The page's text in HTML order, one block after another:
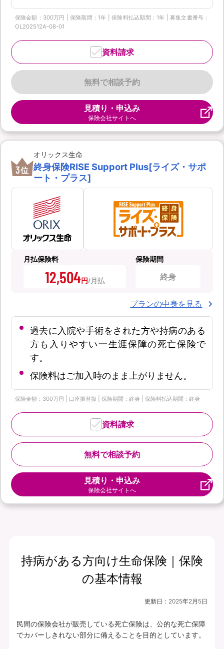
保険金額：300万円 | 保険期間：1年 | 保険料払込期間：1年 | 募集文書番号：
OL202512A-08-01
無料で相談予約
資料請求
見積り・申込み
保険会社サイトへ
3位
オリックス生命
終身保険RISE Support Plus[ライズ・サポ
ート・プラス]
月払保険料
12,504円
保険期間
終身
プランの中身を見る
過去に入院や手術をされた方や持病のある
方も入りやすい一生涯保障の死亡保険で
す。
保険料はご加入時のまま上がりません。
保険金額：300万円 | 口座振替扱 | 保険期間：終身 | 保険料払込期間：終身
無料で相談予約
資料請求
見積り・申込み
保険会社サイトへ
持病がある方向け生命保険｜保険
の基本情報
更新日： 2025年2月5日
民間の保険会社が販売している死亡保険は、公的な死亡保障
でカバーしきれない部分に備えることを目的としています。